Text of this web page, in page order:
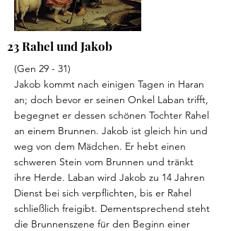
(Gen 29 - 31)
Jakob kommt nach einigen Tagen in Haran
an; doch bevor er seinen Onkel Laban trifft,
begegnet er dessen schönen Tochter Rahel
an einem Brunnen. Jakob ist gleich hin und
weg von dem Mädchen. Er hebt einen
schweren Stein vom Brunnen und tränkt
ihre Herde. Laban wird Jakob zu 14 Jahren
Dienst bei sich verpflichten, bis er Rahel
schließlich freigibt. Dementsprechend steht
die Brunnenszene für den Beginn einer
23 Rahel und Jakob